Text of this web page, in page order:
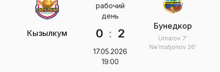
Кызылкум
рабочий
день
0 : 2
17.05.2026
19:00
Бунедкор
Umarov 7'
Ne’matjonov 26'